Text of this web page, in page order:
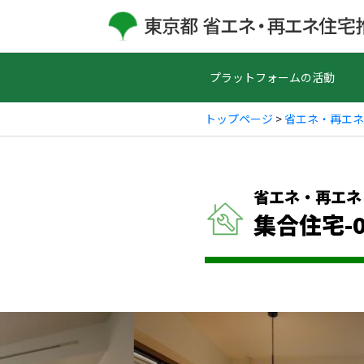
プラットフォームの活動
トップページ > 省エネ・再エ
省エネ・再エ
集合住宅-